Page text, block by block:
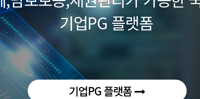
기업PG 플랫폼
기업PG 플랫폼